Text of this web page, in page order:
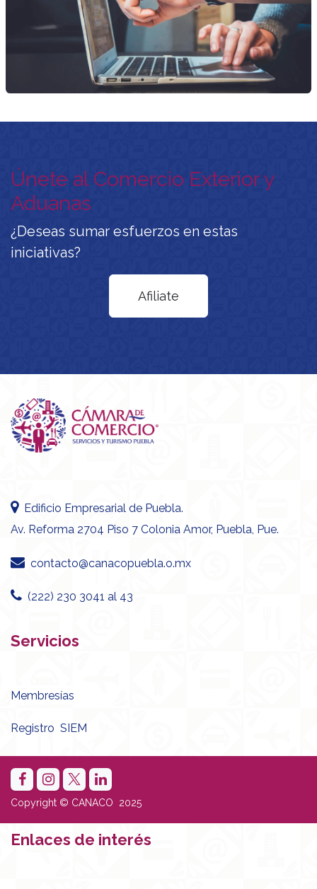
Únete al Comercio Exterior y
Aduanas
¿Deseas sumar esfuerzos en estas
iniciativas?
Afiliate
Edificio Empresarial de Puebla.
Av. Reforma 2704 Piso 7 Colonia Amor, Puebla, Pue.
contacto@canacopuebla.o.mx
(222) 230 3041 al 43
Servicios
Membresías
Registro SIEM
Copyright © CANACO 2025
Enlaces de interés